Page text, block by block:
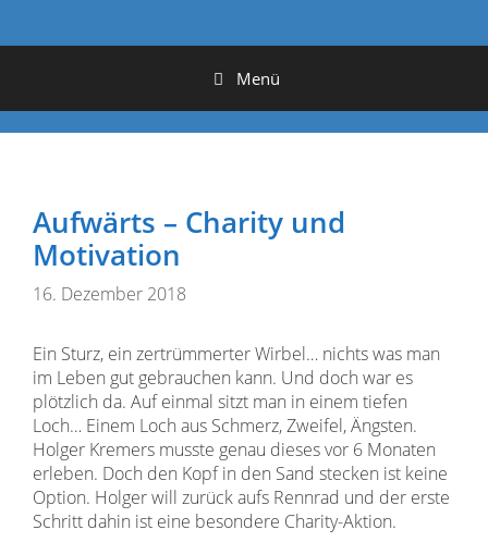
Menü
Aufwärts – Charity und
Motivation
16. Dezember 2018
Ein Sturz, ein zertrümmerter Wirbel… nichts was man
im Leben gut gebrauchen kann. Und doch war es
plötzlich da. Auf einmal sitzt man in einem tiefen
Loch… Einem Loch aus Schmerz, Zweifel, Ängsten.
Holger Kremers musste genau dieses vor 6 Monaten
erleben. Doch den Kopf in den Sand stecken ist keine
Option. Holger will zurück aufs Rennrad und der erste
Schritt dahin ist eine besondere Charity-Aktion.